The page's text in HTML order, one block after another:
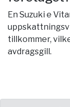
En Suzuki e
tillkommer,
avdragsgill.